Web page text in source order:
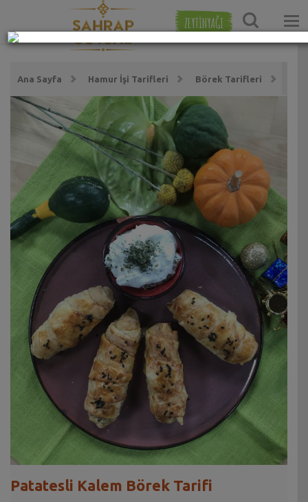
ZEYTİNYAĞI
Ana Sayfa Hamur İşi Tarifleri Börek Tarifleri
Patatesli Kalem Börek Tarifi